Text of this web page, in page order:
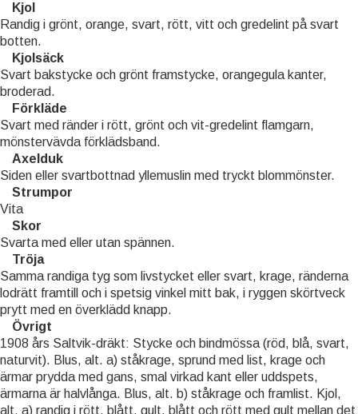
Kjol
Randig i grönt, orange, svart, rött, vitt och gredelint på svart
botten.
Kjolsäck
Svart bakstycke och grönt framstycke, orangegula kanter,
broderad.
Förkläde
Svart med ränder i rött, grönt och vit-gredelint flamgarn,
mönstervävda förklädsband.
Axelduk
Siden eller svartbottnad yllemuslin med tryckt blommönster.
Strumpor
Vita
Skor
Svarta med eller utan spännen.
Tröja
Samma randiga tyg som livstycket eller svart, krage, ränderna
lodrätt framtill och i spetsig vinkel mitt bak, i ryggen skörtveck
prytt med en överklädd knapp.
Övrigt
1908 års Saltvik-dräkt: Stycke och bindmössa (röd, blå, svart,
naturvit). Blus, alt. a) ståkrage, sprund med list, krage och
ärmar prydda med gans, smal virkad kant eller uddspets,
ärmarna är halvlånga. Blus, alt. b) ståkrage och framlist. Kjol,
alt. a) randig i rött, blått, gult, blått och rött med gult mellan det